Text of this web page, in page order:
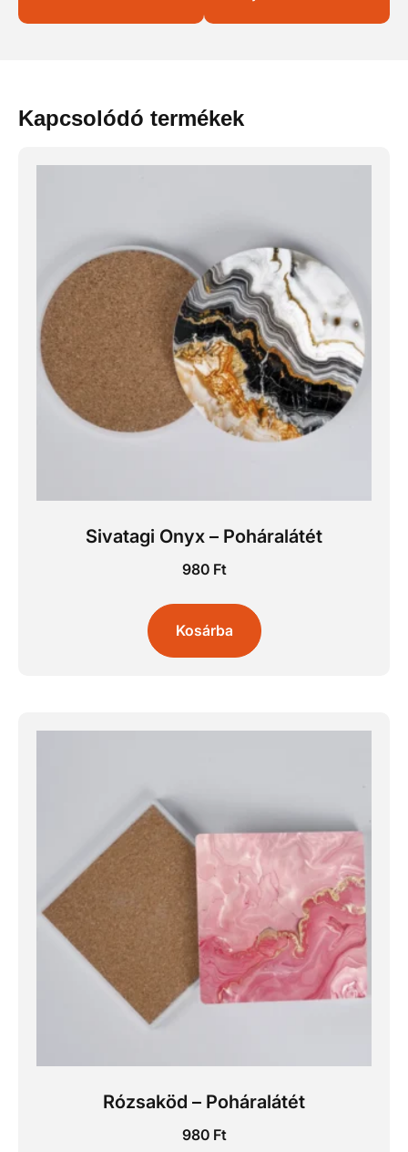
Kapcsolódó termékek
Sivatagi Onyx – Poháralátét
980 Ft
Kosárba
Rózsaköd – Poháralátét
980 Ft